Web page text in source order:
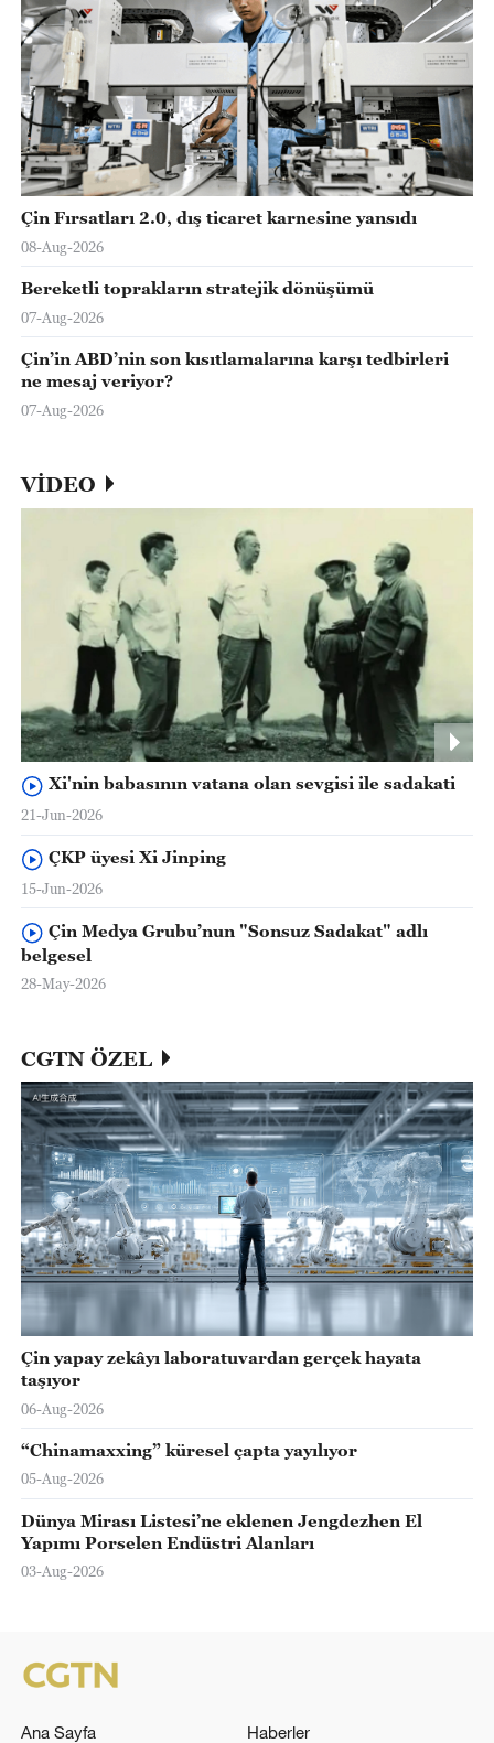
Çin Fırsatları 2.0, dış ticaret karnesine yansıdı
08-Aug-2026
Bereketli toprakların stratejik dönüşümü
07-Aug-2026
Çin’in ABD’nin son kısıtlamalarına karşı tedbirleri
ne mesaj veriyor?
07-Aug-2026
VİDEO
Xi'nin babasının vatana olan sevgisi ile sadakati
21-Jun-2026
ÇKP üyesi Xi Jinping
15-Jun-2026
Çin Medya Grubu’nun "Sonsuz Sadakat" adlı
belgesel
28-May-2026
CGTN ÖZEL
Çin yapay zekâyı laboratuvardan gerçek hayata
taşıyor
06-Aug-2026
“Chinamaxxing” küresel çapta yayılıyor
05-Aug-2026
Dünya Mirası Listesi’ne eklenen Jengdezhen El
Yapımı Porselen Endüstri Alanları
03-Aug-2026
Ana Sayfa
Haberler